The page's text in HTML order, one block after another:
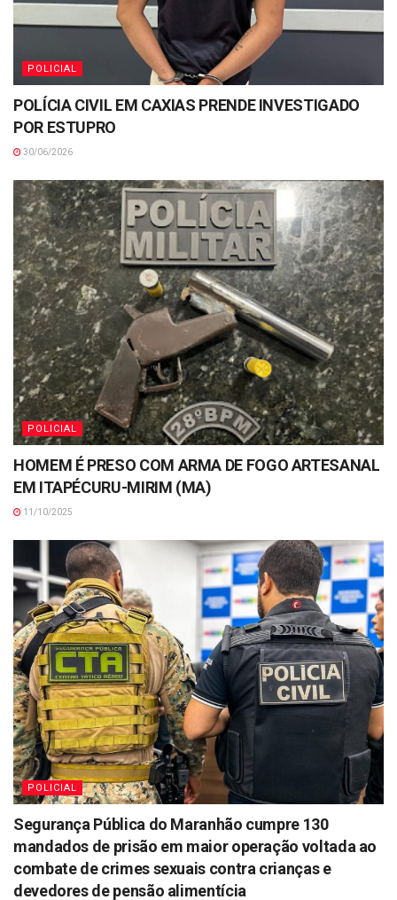
POLICIAL
POLÍCIA CIVIL EM CAXIAS PRENDE INVESTIGADO
POR ESTUPRO
30/06/2026
POLICIAL
HOMEM É PRESO COM ARMA DE FOGO ARTESANAL
EM ITAPÉCURU-MIRIM (MA)
11/10/2025
POLICIAL
Segurança Pública do Maranhão cumpre 130
mandados de prisão em maior operação voltada ao
combate de crimes sexuais contra crianças e
devedores de pensão alimentícia